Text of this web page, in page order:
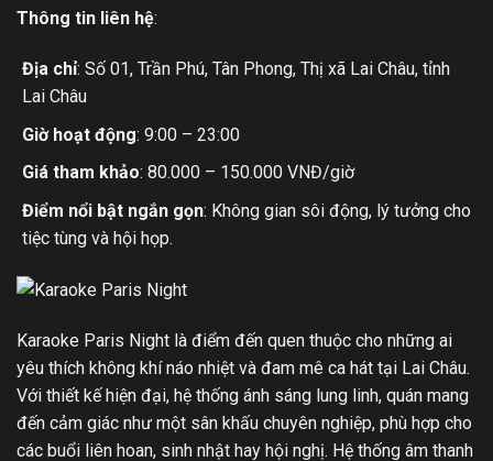
Thông tin liên hệ:
Địa chỉ: Số 01, Trần Phú, Tân Phong, Thị xã Lai Châu, tỉnh
Lai Châu
Giờ hoạt động: 9:00 – 23:00
Giá tham khảo: 80.000 – 150.000 VNĐ/giờ
Điểm nổi bật ngắn gọn: Không gian sôi động, lý tưởng cho
tiệc tùng và hội họp.
Karaoke Paris Night là điểm đến quen thuộc cho những ai
yêu thích không khí náo nhiệt và đam mê ca hát tại Lai Châu.
Với thiết kế hiện đại, hệ thống ánh sáng lung linh, quán mang
đến cảm giác như một sân khấu chuyên nghiệp, phù hợp cho
các buổi liên hoan, sinh nhật hay hội nghị. Hệ thống âm thanh